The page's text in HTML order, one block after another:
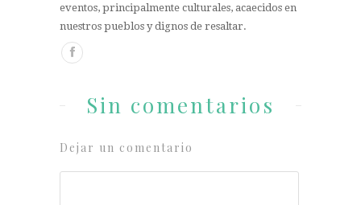
eventos, principalmente culturales, acaecidos en
nuestros pueblos y dignos de resaltar.
Sin comentarios
Dejar un comentario